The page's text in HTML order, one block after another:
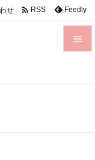

せ  RSS Feedly